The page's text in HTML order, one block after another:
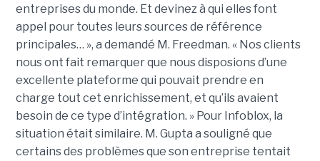
entreprises du monde. Et devinez à qui elles font
appel pour toutes leurs sources de référence
principales… », a demandé M. Freedman. « Nos clients
nous ont fait remarquer que nous disposions d’une
excellente plateforme qui pouvait prendre en
charge tout cet enrichissement, et qu’ils avaient
besoin de ce type d’intégration. » Pour Infoblox, la
situation était similaire. M. Gupta a souligné que
certains des problèmes que son entreprise tentait